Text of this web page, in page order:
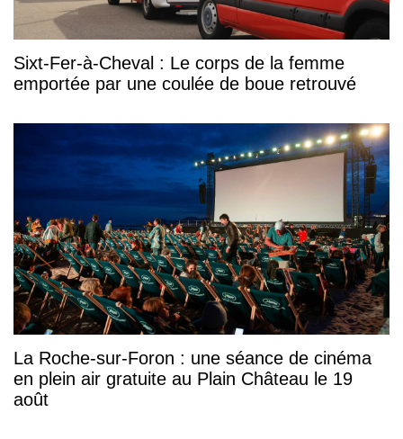
Sixt-Fer-à-Cheval : Le corps de la femme
emportée par une coulée de boue retrouvé
La Roche-sur-Foron : une séance de cinéma
en plein air gratuite au Plain Château le 19
août